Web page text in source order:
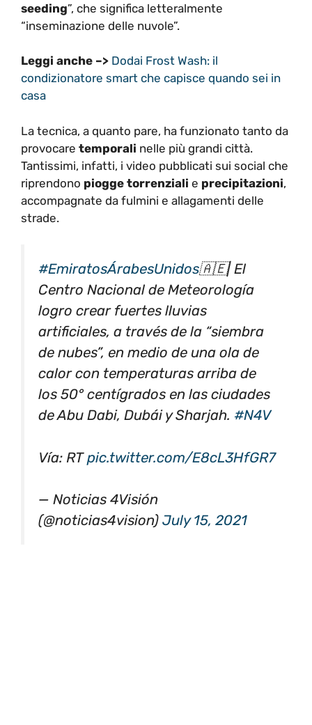
seeding”, che significa letteralmente
“inseminazione delle nuvole”.
Leggi anche –> Dodai Frost Wash: il
condizionatore smart che capisce quando sei in
casa
La tecnica, a quanto pare, ha funzionato tanto da
provocare temporali nelle più grandi città.
Tantissimi, infatti, i video pubblicati sui social che
riprendono piogge torrenziali e precipitazioni,
accompagnate da fulmini e allagamenti delle
strade.
#EmiratosÁrabesUnidos🇦🇪| El
Centro Nacional de Meteorología
logro crear fuertes lluvias
artificiales, a través de la “siembra
de nubes”, en medio de una ola de
calor con temperaturas arriba de
los 50° centígrados en las ciudades
de Abu Dabi, Dubái y Sharjah. #N4V
Vía: RTpic.twitter.com/E8cL3HfGR7
— Noticias 4Visión
(@noticias4vision) July 15, 2021